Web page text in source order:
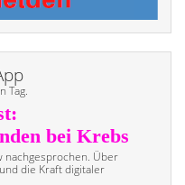
Tag.
nach­gesprochen. Über
die Kraft digitaler